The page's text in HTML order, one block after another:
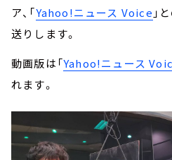
ア、「Yahoo!ニュース Voice 」
送りします。
動画版は「Yahoo!ニュース
れます。